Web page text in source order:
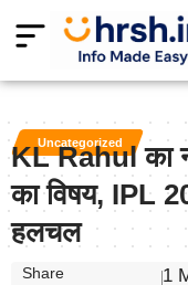
Uncategorized
KL Rahul का
का विषय, IPL
हलचल
Share
1